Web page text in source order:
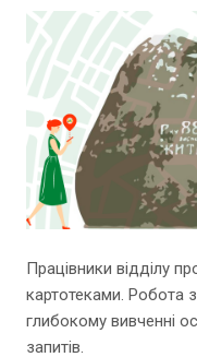
Працівники відділу
картотеками. Робота
глибокому вивченні
запитів.